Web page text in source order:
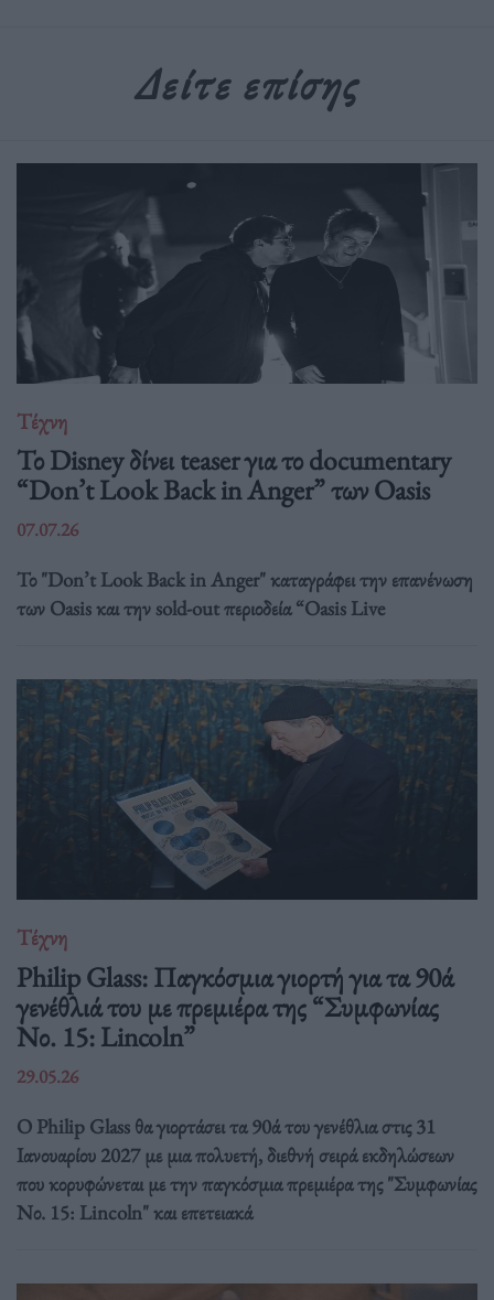
Δείτε επίσης
Τέχνη
Το Disney δίνει teaser για το documentary
“Don’t Look Back in Anger” των Oasis
07.07.26
Το "Don’t Look Back in Anger" καταγράφει την επανένωση
των Oasis και την sold-out περιοδεία “Oasis Live
Τέχνη
Philip Glass: Παγκόσμια γιορτή για τα 90ά
γενέθλιά του με πρεμιέρα της “Συμφωνίας
Νο. 15: Lincoln”
29.05.26
Ο Philip Glass θα γιορτάσει τα 90ά του γενέθλια στις 31
Ιανουαρίου 2027 με μια πολυετή, διεθνή σειρά εκδηλώσεων
που κορυφώνεται με την παγκόσμια πρεμιέρα της "Συμφωνίας
Νο. 15: Lincoln" και επετειακά